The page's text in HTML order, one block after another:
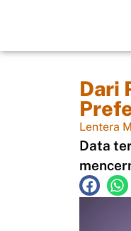
Dari
Lentera
Data